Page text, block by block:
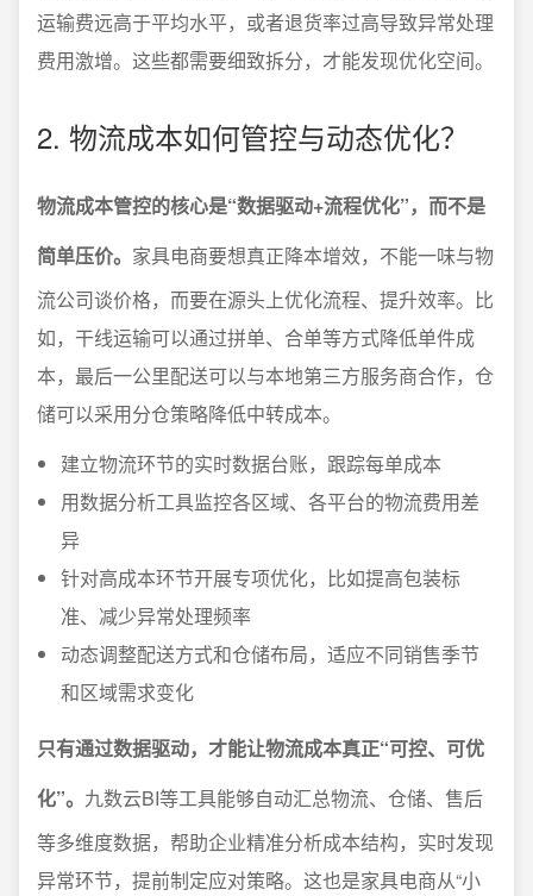
运输费远高于平均水平，或者退货率过高导致异常处理
费用激增。这些都需要细致拆分，才能发现优化空间。
2. 物流成本如何管控与动态优化？
物流成本管控的核心是“数据驱动+流程优化”，而不是
简单压价。 家具电商要想真正降本增效，不能一味与物
流公司谈价格，而要在源头上优化流程、提升效率。比
如，干线运输可以通过拼单、合单等方式降低单件成
本，最后一公里配送可以与本地第三方服务商合作，仓
储可以采用分仓策略降低中转成本。
建立物流环节的实时数据台账，跟踪每单成本
用数据分析工具监控各区域、各平台的物流费用差
异
针对高成本环节开展专项优化，比如提高包装标
准、减少异常处理频率
动态调整配送方式和仓储布局，适应不同销售季节
和区域需求变化
只有通过数据驱动，才能让物流成本真正“可控、可优
化”。 九数云BI等工具能够自动汇总物流、仓储、售后
等多维度数据，帮助企业精准分析成本结构，实时发现
异常环节，提前制定应对策略。这也是家具电商从“小